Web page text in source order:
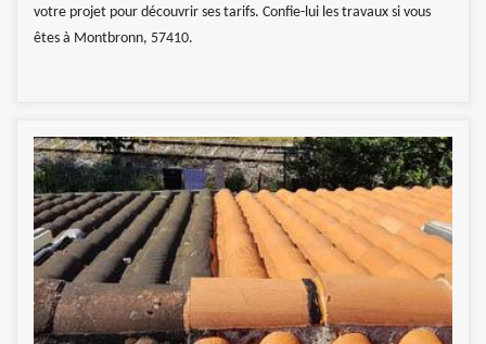
votre projet pour découvrir ses tarifs. Confie-lui les travaux si vous
êtes à Montbronn, 57410.